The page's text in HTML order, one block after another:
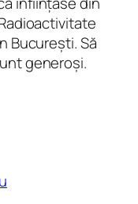
București. Să
generoși.